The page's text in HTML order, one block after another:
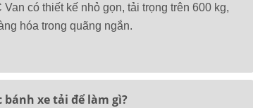
có thiết kế nhỏ gọn, tải trọng trên 600 kg,
hóa trong quãng ngắn.
bánh xe tải để làm gì?